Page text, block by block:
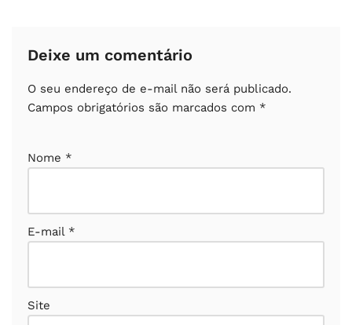
Deixe um comentário
O seu endereço de e-mail não será publicado.
Campos obrigatórios são marcados com *
Nome *
E-mail *
Site